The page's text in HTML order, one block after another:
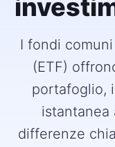
I fondi
(ETF)
portafoglio,
istantanea
differenze